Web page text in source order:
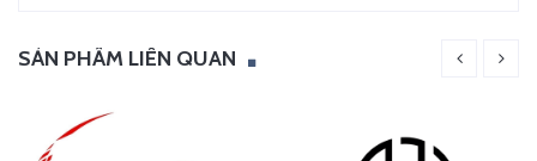
SẢN PHẨM LIÊN QUAN